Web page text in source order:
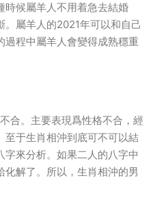
時候屬羊人不用着急去結婚
。屬羊人的2021年可以和自己
過程中屬羊人會變得成熟穩重
合。主要表現爲性格不合，經
至于生肖相沖到底可不可以結
來分析。如果二人的八字中
解了。所以，生肖相沖的男